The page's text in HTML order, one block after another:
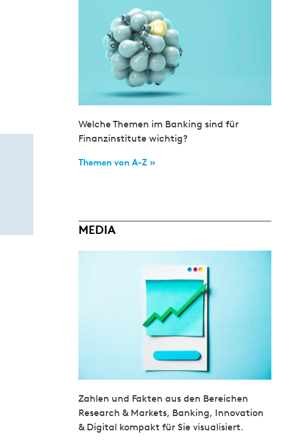
Welche Themen im Banking sind für
Finanzinstitute wichtig?
Themen von A-Z »
MEDIA
Zahlen und Fakten aus den Bereichen
Research & Markets, Banking, Innovation
& Digital kompakt für Sie visualisiert.